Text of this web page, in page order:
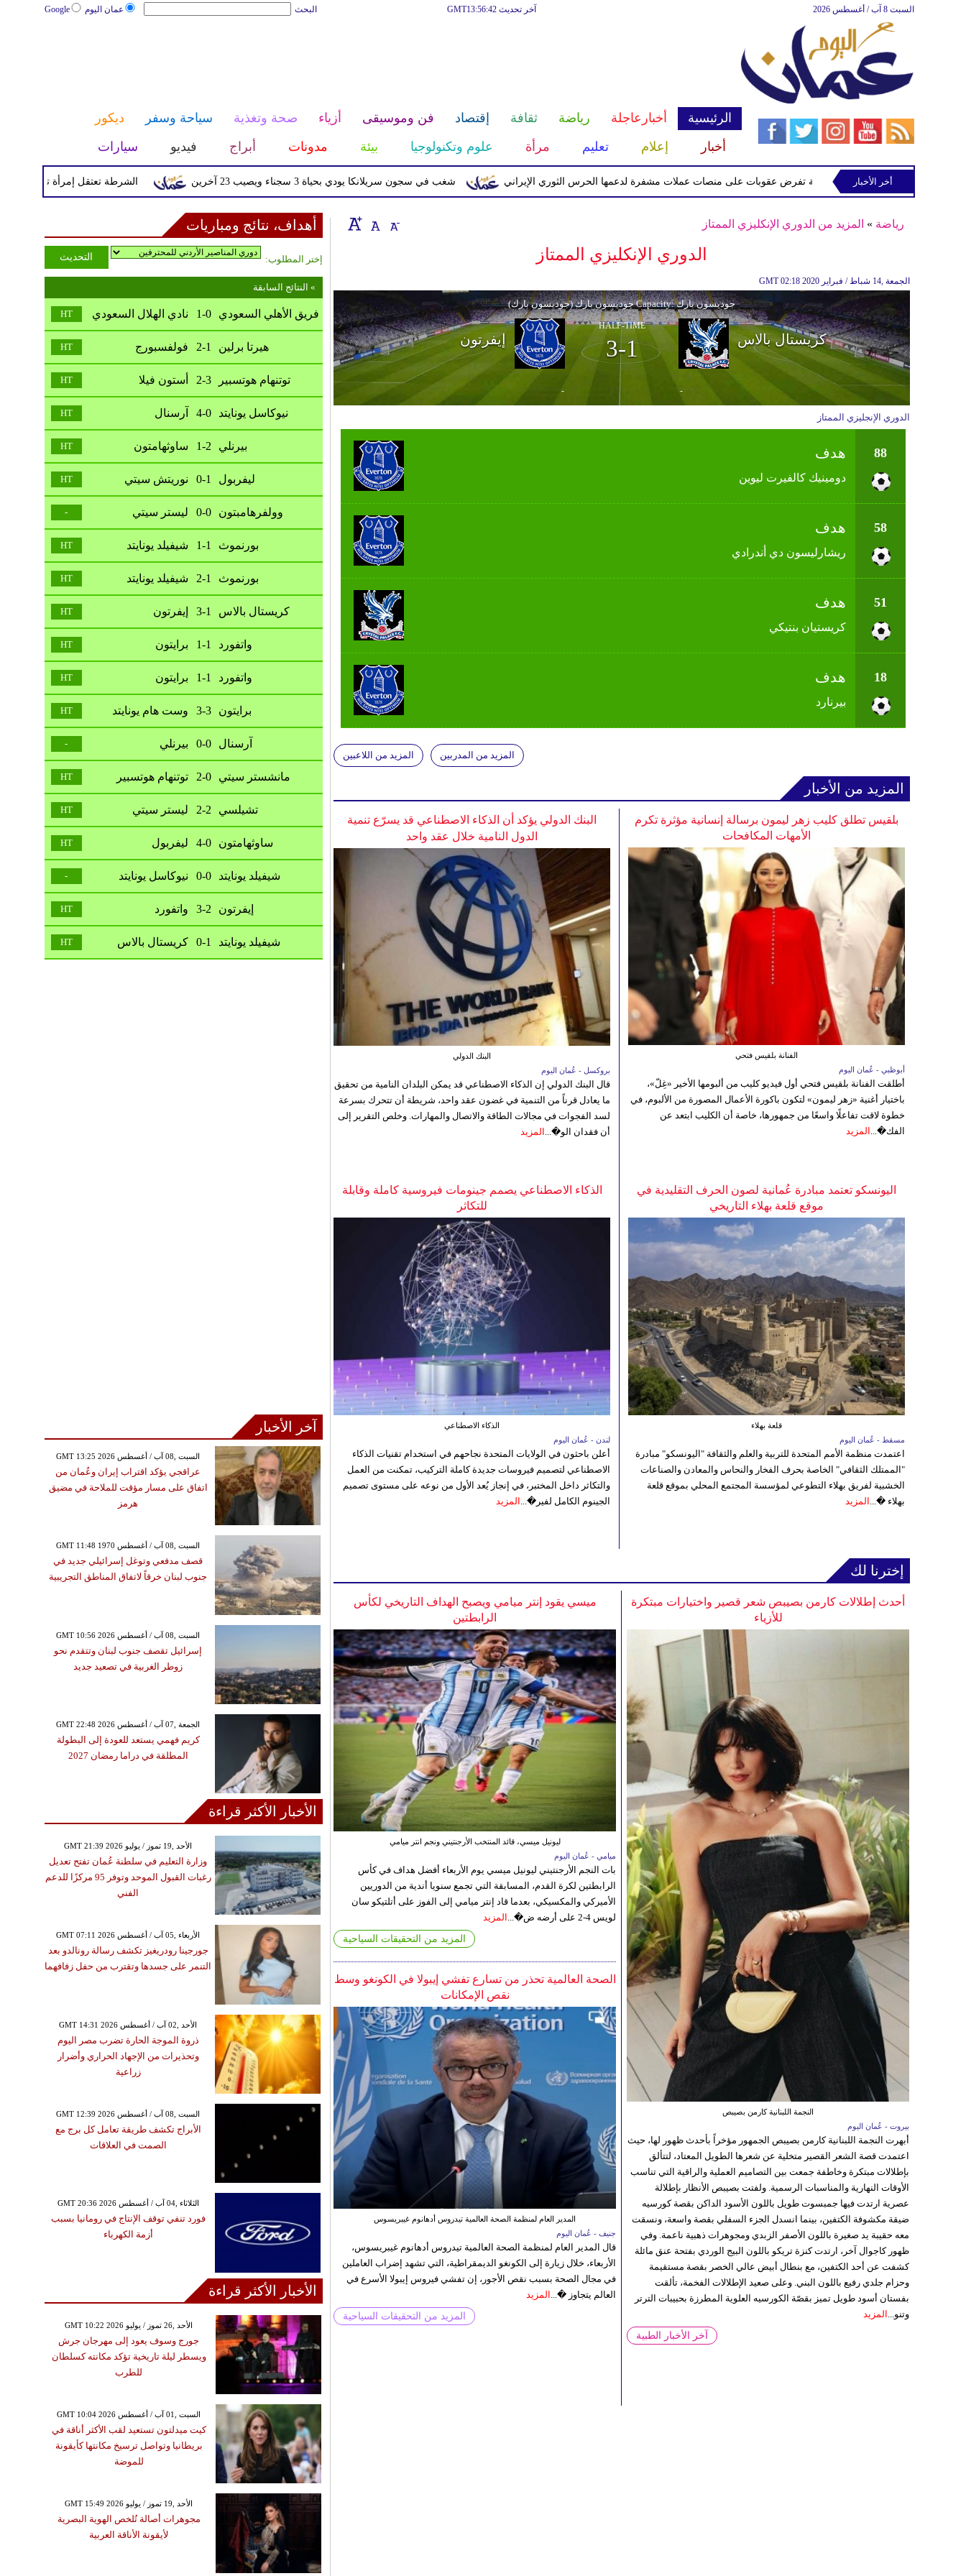
عمان اليوم Google البحث آخر تحديث GMT13:56:42 السبت 8 آب / أغسطس 2026
الرئيسية أخبارعاجلة رياضة ثقافة إقتصاد فن وموسيقى أزياء صحة وتغذية سياحة وسفر
ديكور
أخبار
إعلام تعليم مرأة علوم وتكنولوجيا بيئة مدونات أبراج فيديو سيارات
الشرطة تعتقل إمرأة تم القبض عليها شغب في سجون سريلانكا يودي بحياة 3 سجناء ويصيب 23 آخرين الخزانة الأميركية تفرض عقوبات على منصات عملات مشفرة لدعمها الحرس الثوري الإيراني
أخر الأخبار
رياضة » المزيد من الدوري الإنكليزي الممتاز
الدوري الإنكليزي الممتاز
GMT 02:18 2020 الجمعة ,14 شباط / فبراير
جوديسون بارك (جوديسون بارك) Capacity: جوديسون بارك
إيفرتون
HALF-TIME
3-1 كريستال بالاس
- -
الدوري الإنجليزي الممتاز
88 هدف
دومينيك كالفيرت ليوين
58 هدف
ريشارليسون دي أندرادي
51 هدف
كريستيان بنتيكي
18 هدف
بيرنارد
المزيد من اللاعبين المزيد من المدربين
المزيد من الأخبار
البنك الدولي يؤكد أن الذكاء الاصطناعي قد يسرّع تنمية
الدول النامية خلال عقد واحد
البنك الدولي
بروكسل - عُمان اليوم
قال البنك الدولي إن الذكاء الاصطناعي قد يمكن البلدان النامية من تحقيق
ما يعادل قرناً من التنمية في غضون عقد واحد، شريطة أن تتحرك بسرعة
لسد الفجوات في مجالات الطاقة والاتصال والمهارات. وخلص التقرير إلى
أن فقدان الو�... المزيد
بلقيس تطلق كليب زهر ليمون برسالة إنسانية مؤثرة تكرم
الأمهات المكافحات
الفنانة بلقيس فتحي
أبوظبي - عُمان اليوم
أطلقت الفنانة بلقيس فتحي أول فيديو كليب من ألبومها الأخير «غِلّ»،
باختيار أغنية «زهر ليمون» لتكون باكورة الأعمال المصورة من الألبوم، في
خطوة لاقت تفاعلًا واسعًا من جمهورها، خاصة أن الكليب ابتعد عن
الفك�... المزيد
الذكاء الاصطناعي يصمم جينومات فيروسية كاملة وقابلة
للتكاثر
الذكاء الاصطناعي
لندن - عُمان اليوم
أعلن باحثون في الولايات المتحدة نجاحهم في استخدام تقنيات الذكاء
الاصطناعي لتصميم فيروسات جديدة كاملة التركيب، تمكنت من العمل
والتكاثر داخل المختبر، في إنجاز يُعد الأول من نوعه على مستوى تصميم
الجينوم الكامل لفير�... المزيد
اليونسكو تعتمد مبادرة عُمانية لصون الحرف التقليدية في
موقع قلعة بهلاء التاريخي
قلعة بهلاء
مسقط - عُمان اليوم
اعتمدت منظمة الأمم المتحدة للتربية والعلم والثقافة "اليونسكو" مبادرة
"الممتلك الثقافي" الخاصة بحرف الفخار والنحاس والمعادن والصناعات
الخشبية لفريق بهلاء التطوعي لمؤسسة المجتمع المحلي بموقع قلعة
بهلاء �... المزيد
إخترنا لك
ميسي يقود إنتر ميامي ويصبح الهداف التاريخي لكأس
الرابطتين
ليونيل ميسي، قائد المنتخب الأرجنتيني ونجم انتر ميامي
ميامي - عُمان اليوم
بات النجم الأرجنتيني ليونيل ميسي يوم الأربعاء أفضل هداف في كأس
الرابطتين لكرة القدم، المسابقة التي تجمع سنويا أندية من الدوريين
الأميركي والمكسيكي، بعدما قاد إنتر ميامي إلى الفوز على أتلتيكو سان
لويس 4-2 على أرضه ض�...
المزيد
المزيد من التحقيقات السياحية
الصحة العالمية تحذر من تسارع تفشي إيبولا في الكونغو وسط
نقص الإمكانات
المدير العام لمنظمة الصحة العالمية تيدروس أدهانوم غيبريسوس
جنيف - عُمان اليوم
قال المدير العام لمنظمة الصحة العالمية تيدروس أدهانوم غيبريسوس،
الأربعاء، خلال زيارة إلى الكونغو الديمقراطية، التي تشهد إضراب العاملين
في مجال الصحة بسبب نقص الأجور، إن تفشي فيروس إيبولا الأسرع في
العالم يتجاوز �... المزيد
المزيد من التحقيقات السياحية
أحدث إطلالات كارمن بصيبص شعر قصير واختيارات مبتكرة
للأزياء
النجمة اللبنانية كارمن بصيبص
بيروت - عُمان اليوم
أبهرت النجمة اللبنانية كارمن بصيبص الجمهور مؤخراً بأحدث ظهور لها، حيث
اعتمدت قصة الشعر القصير متخلية عن شعرها الطويل المعتاد، لتتألق
بإطلالات مبتكرة وخاطفة جمعت بين التصاميم العملية والراقية التي تناسب
الأوقات النهارية والمناسبات الرسمية. ولفتت بصيبص الأنظار بإطلالة
عصرية ارتدت فيها جمبسوت طويل باللون الأسود الداكن بقصة كورسيه
ضيقة مكشوفة الكتفين، بينما انسدل الجزء السفلي بقصة واسعة، ونسقت
معه حقيبة يد صغيرة باللون الأصفر الزبدي ومجوهرات ذهبية ناعمة. وفي
ظهور كاجوال آخر، ارتدت كنزة تريكو باللون البيج الوردي بفتحة عنق مائلة
كشفت عن أحد الكتفين، مع بنطال أبيض عالي الخصر بقصة مستقيمة
وحزام جلدي رفيع باللون البني. وعلى صعيد الإطلالات الفخمة، تألقت
بفستان أسود طويل تميز بقصّة الكورسيه العلوية المطرزة بحبيبات الترتر
وتنو... المزيد
آخر الأخبار الطبية
أهداف، نتائج ومباريات
إختر المطلوب:
النتائج السابقة «
HT نادي الهلال السعودي 1-0 فريق الأهلي السعودي
HT فولفسبورج 2-1 هيرتا برلين
HT أستون فيلا 2-3 توتنهام هوتسبير
HT آرسنال 4-0 نيوكاسل يونايتد
HT ساوثهامتون 1-2 بيرنلي
HT نوريتش سيتي 0-1 ليفربول
- ليستر سيتي 0-0 وولفرهامبتون
HT شيفيلد يونايتد 1-1 بورنموث
HT شيفيلد يونايتد 2-1 بورنموث
HT إيفرتون 3-1 كريستال بالاس
HT برايتون 1-1 واتفورد
HT برايتون 1-1 واتفورد
HT وست هام يونايتد 3-3 برايتون
- بيرنلي 0-0 آرسنال
HT توتنهام هوتسبير 2-0 مانشستر سيتي
HT ليستر سيتي 2-2 تشيلسي
HT ليفربول 4-0 ساوثهامتون
- نيوكاسل يونايتد 0-0 شيفيلد يونايتد
HT واتفورد 3-2 إيفرتون
HT كريستال بالاس 0-1 شيفيلد يونايتد
آخر الأخبار
GMT 13:25 2026 السبت ,08 آب / أغسطس
عراقجي يؤكد اقتراب إيران وعُمان من
اتفاق على مسار مؤقت للملاحة في مضيق
هرمز
GMT 11:48 1970 السبت ,08 آب / أغسطس
قصف مدفعي وتوغل إسرائيلي جديد في
جنوب لبنان خرقاً لاتفاق المناطق التجريبية
GMT 10:56 2026 السبت ,08 آب / أغسطس
إسرائيل تقصف جنوب لبنان وتتقدم نحو
زوطر الغربية في تصعيد جديد
GMT 22:48 2026 الجمعة ,07 آب / أغسطس
كريم فهمي يستعد للعودة إلى البطولة
المطلقة في دراما رمضان 2027
الأخبار الأكثر قراءة
GMT 21:39 2026 الأحد ,19 تموز / يوليو
وزارة التعليم في سلطنة عُمان تفتح تعديل
رغبات القبول الموحد وتوفر 95 مركزًا للدعم
الفني
GMT 07:11 2026 الأربعاء ,05 آب / أغسطس
جورجينا رودريغيز تكشف رسالة رونالدو بعد
التنمر على جسدها وتقترب من حفل زفافهما
GMT 14:31 2026 الأحد ,02 آب / أغسطس
ذروة الموجة الحارة تضرب مصر اليوم
وتحذيرات من الإجهاد الحراري وأضرار
زراعية
GMT 12:39 2026 السبت ,08 آب / أغسطس
الأبراج تكشف طريقة تعامل كل برج مع
الصمت في العلاقات
GMT 20:36 2026 الثلاثاء ,04 آب / أغسطس
فورد تنفي توقف الإنتاج في رومانيا بسبب
أزمة الكهرباء
الأخبار الأكثر قراءة
GMT 10:22 2026 الأحد ,26 تموز / يوليو
جورج وسوف يعود إلى مهرجان جرش
ويسطر ليلة تاريخية تؤكد مكانته كسلطان
للطرب
GMT 10:04 2026 السبت ,01 آب / أغسطس
كيت ميدلتون تستعيد لقب الأكثر أناقة في
بريطانيا وتواصل ترسيخ مكانتها كأيقونة
للموضة
GMT 15:49 2026 الأحد ,19 تموز / يوليو
مجوهرات أصالة تُلخص الهوية البصرية
لأيقونة الأناقة العربية